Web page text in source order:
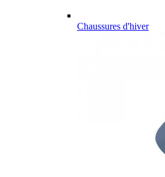
Chaussures d'hiver